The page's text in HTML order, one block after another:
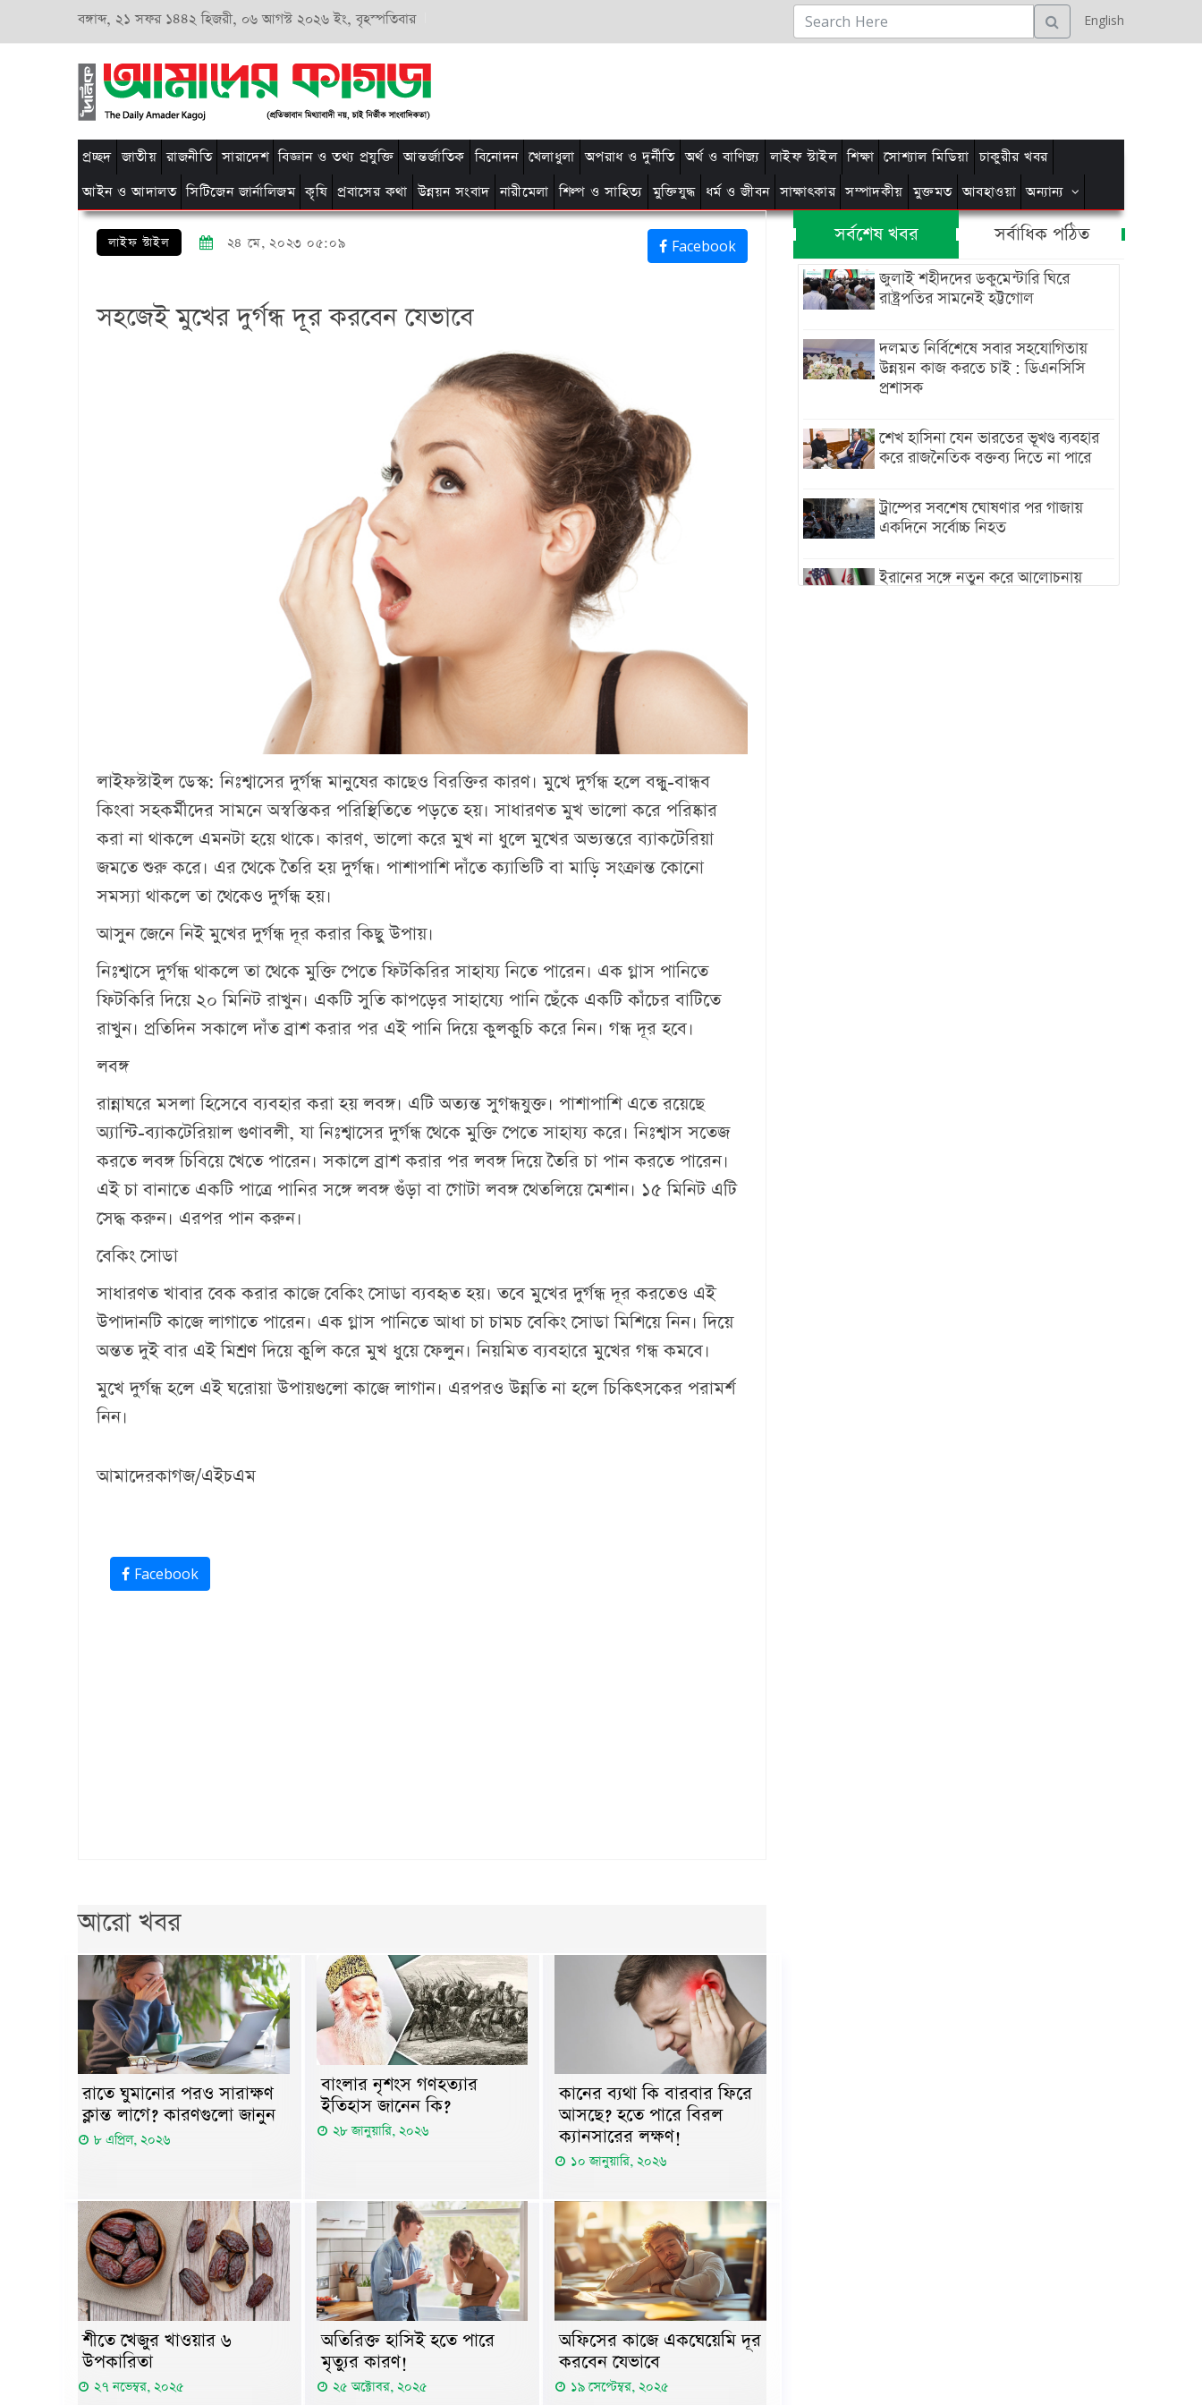
বঙ্গাব্দ, ২১ সফর ১৪৪২ হিজরী, ০৬ আগস্ট ২০২৬ ইং, বৃহস্পতিবার English
প্রচ্ছদ জাতীয় রাজনীতি সারাদেশ বিজ্ঞান ও তথ্য প্রযুক্তি আন্তর্জাতিক বিনোদন খেলাধুলা অপরাধ ও দুর্নীতি অর্থ ও বাণিজ্য লাইফ স্টাইল শিক্ষা সোশ্যাল মিডিয়া চাকুরীর খবর
আইন ও আদালত সিটিজেন জার্নালিজম কৃষি প্রবাসের কথা উন্নয়ন সংবাদ নারীমেলা শিল্প ও সাহিত্য মুক্তিযুদ্ধ ধর্ম ও জীবন সাক্ষাৎকার সম্পাদকীয় মুক্তমত আবহাওয়া অন্যান্য
লাইফ স্টাইল ২৪ মে, ২০২৩ ০৫:০৯ Facebook
সহজেই মুখের দুর্গন্ধ দূর করবেন যেভাবে
লাইফস্টাইল ডেস্ক: নিঃশ্বাসের দুর্গন্ধ মানুষের কাছেও বিরক্তির কারণ। মুখে দুর্গন্ধ হলে বন্ধু-বান্ধব
কিংবা সহকর্মীদের সামনে অস্বস্তিকর পরিস্থিতিতে পড়তে হয়। সাধারণত মুখ ভালো করে পরিষ্কার
করা না থাকলে এমনটা হয়ে থাকে। কারণ, ভালো করে মুখ না ধুলে মুখের অভ্যন্তরে ব্যাকটেরিয়া
জমতে শুরু করে। এর থেকে তৈরি হয় দুর্গন্ধ। পাশাপাশি দাঁতে ক্যাভিটি বা মাড়ি সংক্রান্ত কোনো
সমস্যা থাকলে তা থেকেও দুর্গন্ধ হয়।
আসুন জেনে নিই মুখের দুর্গন্ধ দূর করার কিছু উপায়।
নিঃশ্বাসে দুর্গন্ধ থাকলে তা থেকে মুক্তি পেতে ফিটকিরির সাহায্য নিতে পারেন। এক গ্লাস পানিতে
ফিটকিরি দিয়ে ২০ মিনিট রাখুন। একটি সুতি কাপড়ের সাহায্যে পানি ছেঁকে একটি কাঁচের বাটিতে
রাখুন। প্রতিদিন সকালে দাঁত ব্রাশ করার পর এই পানি দিয়ে কুলকুচি করে নিন। গন্ধ দূর হবে।
লবঙ্গ
রান্নাঘরে মসলা হিসেবে ব্যবহার করা হয় লবঙ্গ। এটি অত্যন্ত সুগন্ধযুক্ত। পাশাপাশি এতে রয়েছে
অ্যান্টি-ব্যাকটেরিয়াল গুণাবলী, যা নিঃশ্বাসের দুর্গন্ধ থেকে মুক্তি পেতে সাহায্য করে। নিঃশ্বাস সতেজ
করতে লবঙ্গ চিবিয়ে খেতে পারেন। সকালে ব্রাশ করার পর লবঙ্গ দিয়ে তৈরি চা পান করতে পারেন।
এই চা বানাতে একটি পাত্রে পানির সঙ্গে লবঙ্গ গুঁড়া বা গোটা লবঙ্গ থেতলিয়ে মেশান। ১৫ মিনিট এটি
সেদ্ধ করুন। এরপর পান করুন।
বেকিং সোডা
সাধারণত খাবার বেক করার কাজে বেকিং সোডা ব্যবহৃত হয়। তবে মুখের দুর্গন্ধ দূর করতেও এই
উপাদানটি কাজে লাগাতে পারেন। এক গ্লাস পানিতে আধা চা চামচ বেকিং সোডা মিশিয়ে নিন। দিয়ে
অন্তত দুই বার এই মিশ্রণ দিয়ে কুলি করে মুখ ধুয়ে ফেলুন। নিয়মিত ব্যবহারে মুখের গন্ধ কমবে।
মুখে দুর্গন্ধ হলে এই ঘরোয়া উপায়গুলো কাজে লাগান। এরপরও উন্নতি না হলে চিকিৎসকের পরামর্শ
নিন।
আমাদেরকাগজ/এইচএম
Facebook
আরো খবর
রাতে ঘুমানোর পরও সারাক্ষণ
ক্লান্ত লাগে? কারণগুলো জানুন
৮ এপ্রিল, ২০২৬
বাংলার নৃশংস গণহত্যার
ইতিহাস জানেন কি?
২৮ জানুয়ারি, ২০২৬
কানের ব্যথা কি বারবার ফিরে
আসছে? হতে পারে বিরল
ক্যানসারের লক্ষণ!
১০ জানুয়ারি, ২০২৬
শীতে খেজুর খাওয়ার ৬
উপকারিতা
২৭ নভেম্বর, ২০২৫
অতিরিক্ত হাসিই হতে পারে
মৃত্যুর কারণ!
২৫ অক্টোবর, ২০২৫
অফিসের কাজে একঘেয়েমি দূর
করবেন যেভাবে
১৯ সেপ্টেম্বর, ২০২৫
সর্বশেষ খবর সর্বাধিক পঠিত
জুলাই শহীদদের ডকুমেন্টারি ঘিরে
রাষ্ট্রপতির সামনেই হট্টগোল
দলমত নির্বিশেষে সবার সহযোগিতায়
উন্নয়ন কাজ করতে চাই : ডিএনসিসি
প্রশাসক
শেখ হাসিনা যেন ভারতের ভূখণ্ড ব্যবহার
করে রাজনৈতিক বক্তব্য দিতে না পারে
ট্রাম্পের সবশেষ ঘোষণার পর গাজায়
একদিনে সর্বোচ্চ নিহত
ইরানের সঙ্গে নতুন করে আলোচনায়